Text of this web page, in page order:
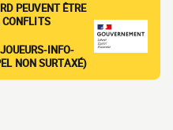
PEUVENT ÊTRE
CONFLITS
INFO-
NON SURTAXÉ)